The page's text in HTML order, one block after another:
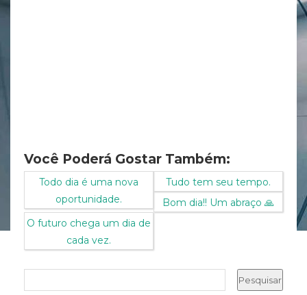
Você Poderá Gostar Também:
Todo dia é uma nova
oportunidade.
Tudo tem seu tempo.
Bom dia!! Um abraço 🙏
O futuro chega um dia de
cada vez.